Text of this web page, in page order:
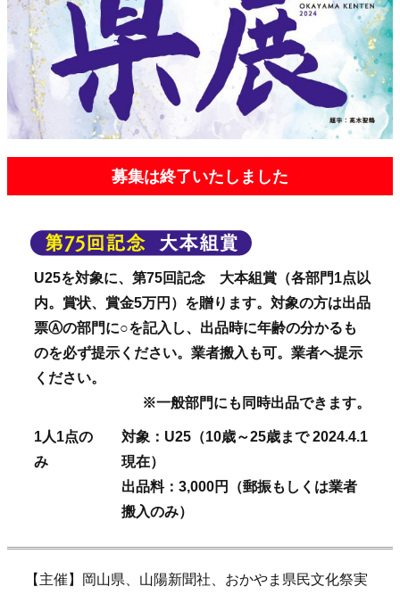
募集は終了いたしました
U25を対象に、第75回記念 大本組賞（各部門1点以
内。賞状、賞金5万円）を贈ります。対象の方は出品
票Ⓐの部門に○を記入し、出品時に年齢の分かるも
のを必ず提示ください。業者搬入も可。業者へ提示
ください。
※一般部門にも同時出品できます。
1人1点の
み
対象：U25（10歳～25歳まで 2024.4.1
現在）
出品料：3,000円（郵振もしくは業者
搬入のみ）
【主催】岡山県、山陽新聞社、おかやま県民文化祭実